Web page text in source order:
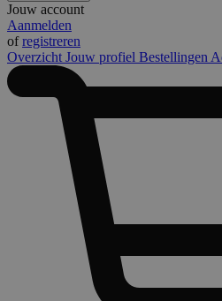
Jouw account
Aanmelden
ofregistreren
Overzicht Jouw profiel Bestellingen